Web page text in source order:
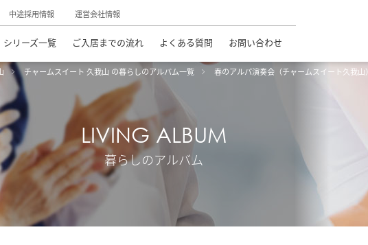
中途採用情報 運営会社情報
シリーズ一覧 ご入居までの流れ よくある質問 お問い合わせ
チャームスイート 久我山 の暮らしのアルバム一覧 春のアルパ演奏会（チャームスイート久我山）
LIVING ALBUM
暮らしのアルバム